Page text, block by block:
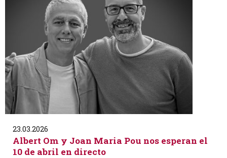
23.03.2026
Albert Om y Joan Maria Pou nos esperan el
10 de abril en directo